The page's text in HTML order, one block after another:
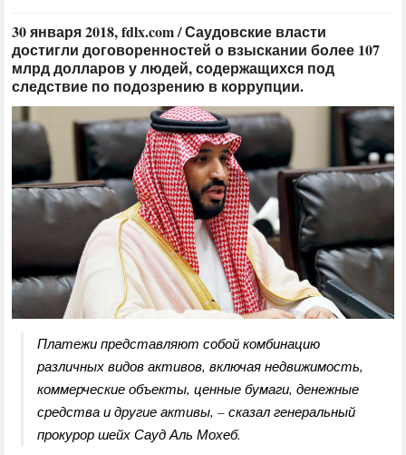
30 января 2018, fdlx.com / Саудовские власти
достигли договоренностей о взыскании более 107
млрд долларов у людей, содержащихся под
следствие по подозрению в коррупции.
Платежи представляют собой комбинацию
различных видов активов, включая недвижимость,
коммерческие объекты, ценные бумаги, денежные
средства и другие активы, – сказал генеральный
прокурор шейх Сауд Аль Мохеб.